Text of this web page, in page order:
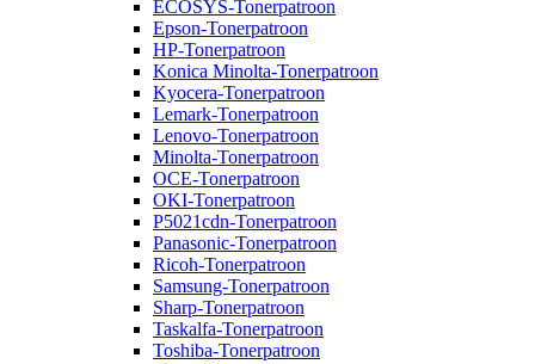
ECOSYS-Tonerpatroon
Epson-Tonerpatroon
HP-Tonerpatroon
Konica Minolta-Tonerpatroon
Kyocera-Tonerpatroon
Lemark-Tonerpatroon
Lenovo-Tonerpatroon
Minolta-Tonerpatroon
OCE-Tonerpatroon
OKI-Tonerpatroon
P5021cdn-Tonerpatroon
Panasonic-Tonerpatroon
Ricoh-Tonerpatroon
Samsung-Tonerpatroon
Sharp-Tonerpatroon
Taskalfa-Tonerpatroon
Toshiba-Tonerpatroon